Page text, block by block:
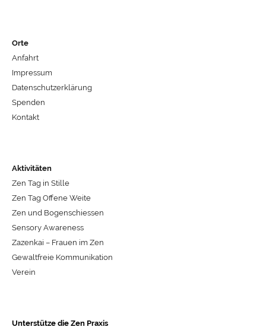
Orte
Anfahrt
Impressum
Datenschutzerklärung
Spenden
Kontakt
Aktivitäten
Zen Tag in Stille
Zen Tag Offene Weite
Zen und Bogenschiessen
Sensory Awareness
Zazenkai – Frauen im Zen
Gewaltfreie Kommunikation
Verein
Unterstütze die Zen Praxis